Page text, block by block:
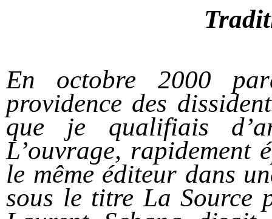
En octobre 2000
providence des
que je qualifiais
L’ouvrage, rapidement
le même éditeur dans
sous le titre La Source